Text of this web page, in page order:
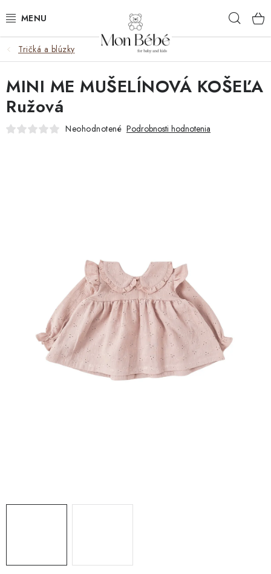
na
ZĽAVY
OBLEČENIE
VÝBAVA
DARČEKOVÉ BOXY
Všeobecné obchodné podmienky
Podmienky ochrany osobných údajov a poučenie o cookies
Reklamačný poriadok
Reklamačný formulár
Formulár na odstúpenie od zmluvy
Moja objednávka
Tričká a blúzky
MINI ME MUŠELÍNOVÁ KOŠEĽA
Ružová
Neohodnotené Podrobnosti hodnotenia